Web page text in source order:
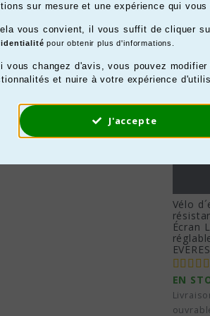
sur mesure et une expérience qui vous
vous convient, il vous suffit de cliquer
pour obtenir plus d'informations.
vous changez d'avis, vous pouvez
et nuire à votre expérience
J'accepte
- 54,33kg (2)
€ - 147,00 €(1)
€ - 420,00 €(1)
Les
Le
Il y a 5
Vélo
Écran
EN